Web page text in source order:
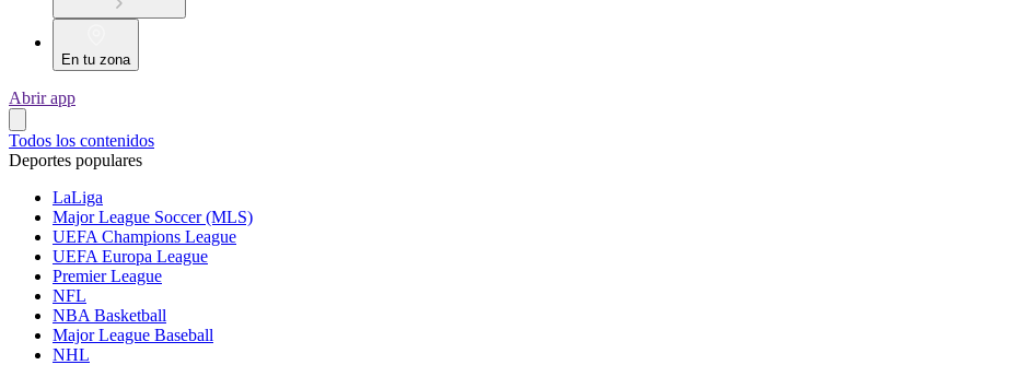
En tu zona
Abrir app
Todos los contenidos
Deportes populares
LaLiga
Major League Soccer (MLS)
UEFA Champions League
UEFA Europa League
Premier League
NFL
NBA Basketball
Major League Baseball
NHL